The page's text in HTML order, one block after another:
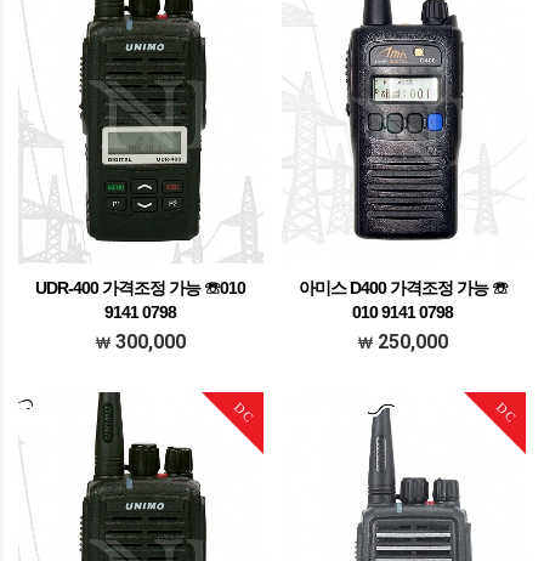
UDR-400 가격조정 가능 ☏010
9141 0798
가격조정가능 문의주세요
300,000
아미스 D400 가격조정 가능 ☏
010 9141 0798
가격조정가능 문의주세요
250,000
DC DC